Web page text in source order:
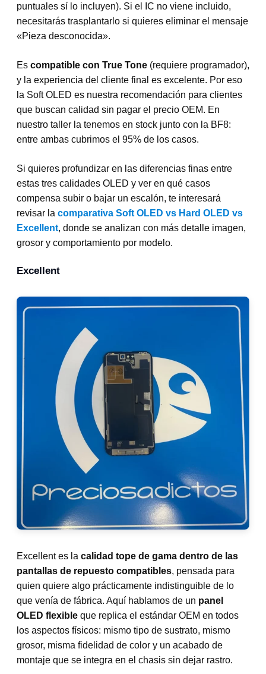
puntuales sí lo incluyen). Si el IC no viene incluido,
necesitarás trasplantarlo si quieres eliminar el mensaje
«Pieza desconocida».
Es compatible con True Tone (requiere programador),
y la experiencia del cliente final es excelente. Por eso
la Soft OLED es nuestra recomendación para clientes
que buscan calidad sin pagar el precio OEM. En
nuestro taller la tenemos en stock junto con la BF8:
entre ambas cubrimos el 95% de los casos.
Si quieres profundizar en las diferencias finas entre
estas tres calidades OLED y ver en qué casos
compensa subir o bajar un escalón, te interesará
revisar la comparativa Soft OLED vs Hard OLED vs
Excellent, donde se analizan con más detalle imagen,
grosor y comportamiento por modelo.
Excellent
Excellent es la calidad tope de gama dentro de las
pantallas de repuesto compatibles, pensada para
quien quiere algo prácticamente indistinguible de lo
que venía de fábrica. Aquí hablamos de un panel
OLED flexible que replica el estándar OEM en todos
los aspectos físicos: mismo tipo de sustrato, mismo
grosor, misma fidelidad de color y un acabado de
montaje que se integra en el chasis sin dejar rastro.